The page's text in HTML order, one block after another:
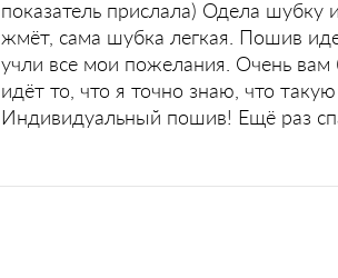
показатель прислала) Одела шубку
жмёт, сама шубка легкая. Пошив
учли все мои пожелания. Очень
идёт то, что я точно знаю, что
Индивидуальный пошив! Ещё раз